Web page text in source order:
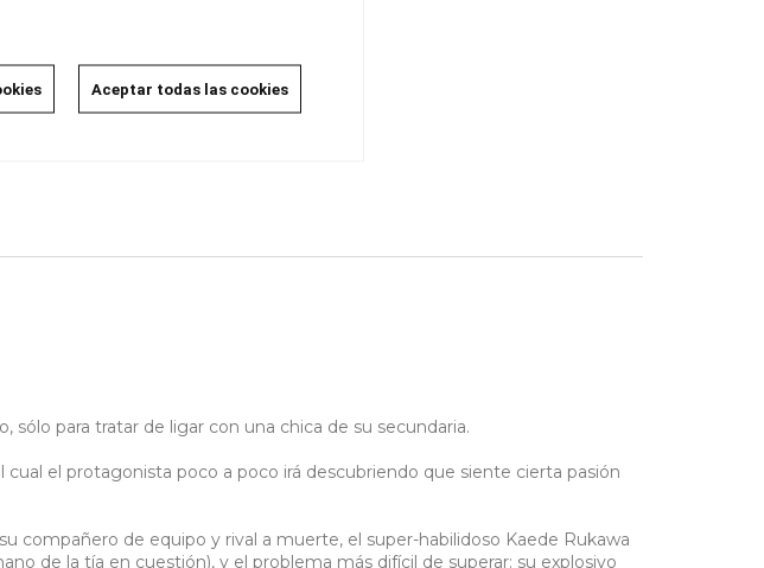
para tratar de ligar con una chica de su secundaria.
el protagonista poco a poco irá descubriendo que siente cierta pasión
compañero de equipo y rival a muerte, el super-habilidoso Kaede Rukawa
de la tía en cuestión), y el problema más difícil de superar: su explosivo
Aceptar todas las cookies